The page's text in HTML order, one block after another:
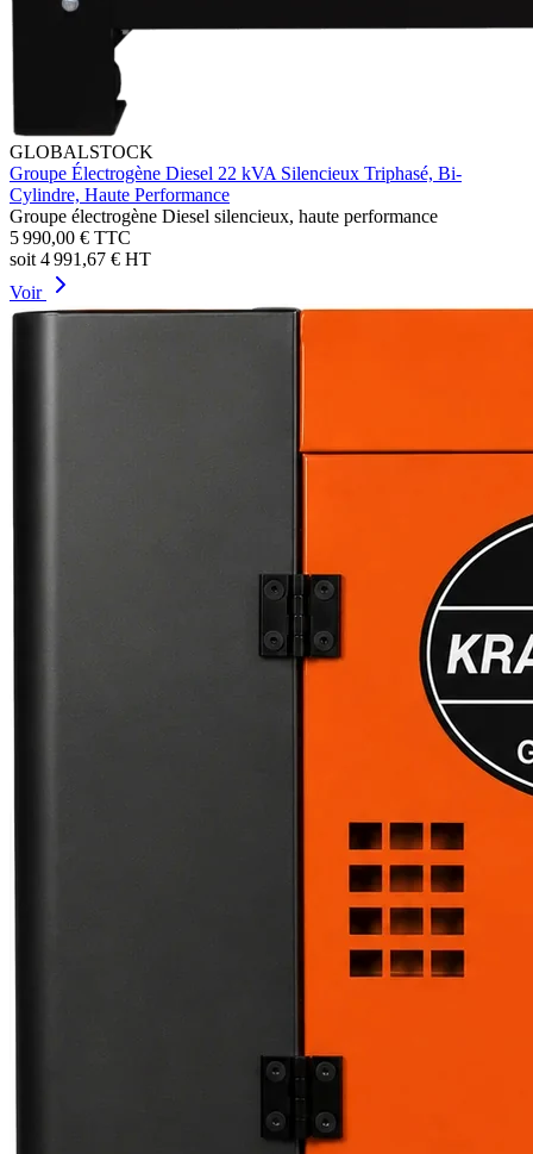
GLOBALSTOCK
Groupe Électrogène Diesel 22 kVA Silencieux Triphasé, Bi-
Cylindre, Haute Performance
Groupe électrogène Diesel silencieux, haute performance
5 990,00 € TTC
soit 4 991,67 € HT
Voir